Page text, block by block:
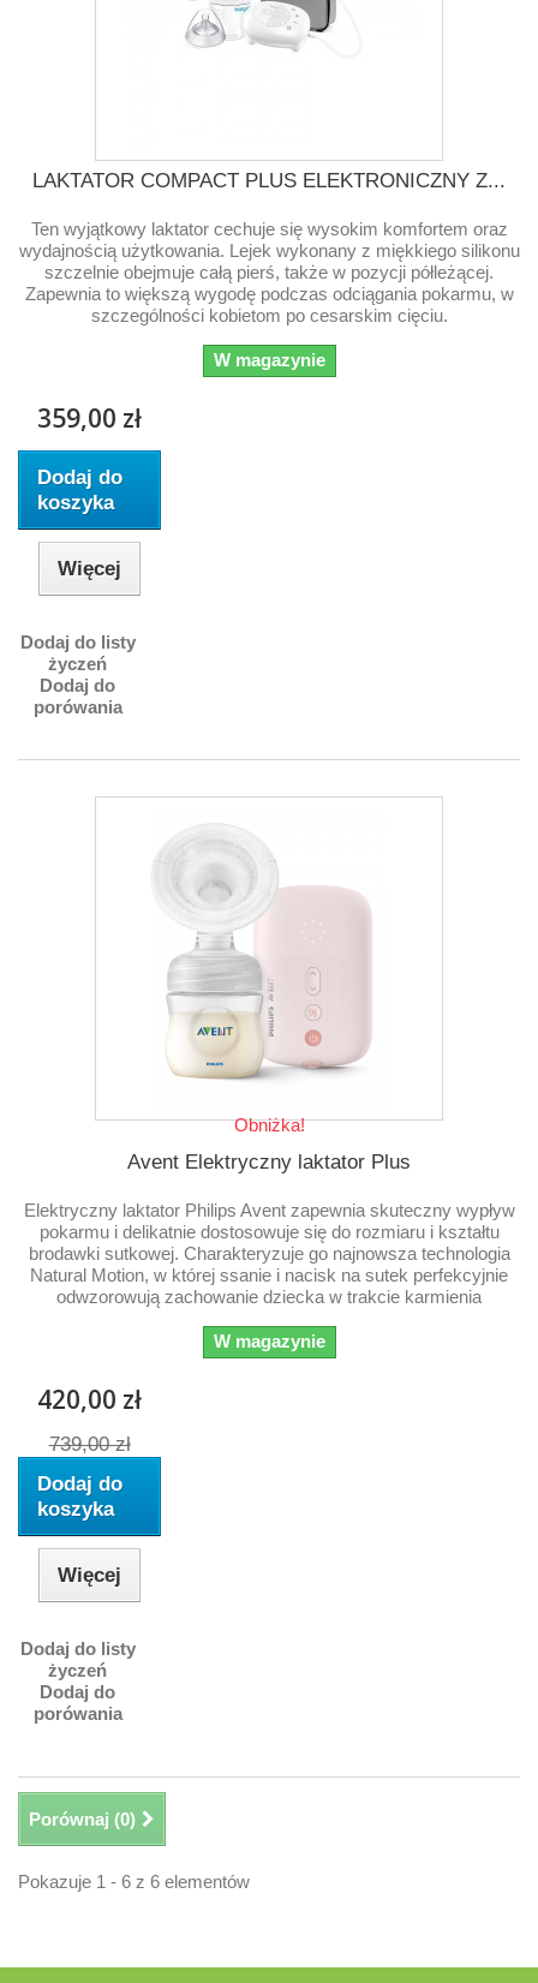
LAKTATOR COMPACT PLUS ELEKTRONICZNY Z...
Ten wyjątkowy laktator cechuje się wysokim komfortem oraz
wydajnością użytkowania. Lejek wykonany z miękkiego silikonu
szczelnie obejmuje całą pierś, także w pozycji półleżącej.
Zapewnia to większą wygodę podczas odciągania pokarmu, w
szczególności kobietom po cesarskim cięciu.
W magazynie
359,00 zł
Dodaj do
koszyka
Więcej
Dodaj do listy
życzeń
Dodaj do
porówania
Obniżka!
Avent Elektryczny laktator Plus
Elektryczny laktator Philips Avent zapewnia skuteczny wypływ
pokarmu i delikatnie dostosowuje się do rozmiaru i kształtu
brodawki sutkowej. Charakteryzuje go najnowsza technologia
Natural Motion, w której ssanie i nacisk na sutek perfekcyjnie
odwzorowują zachowanie dziecka w trakcie karmienia
W magazynie
420,00 zł
739,00 zł
Dodaj do
koszyka
Więcej
Dodaj do listy
życzeń
Dodaj do
porówania
Porównaj (0)
Pokazuje 1 - 6 z 6 elementów